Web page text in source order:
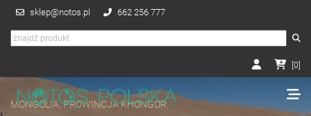
sklep@notos.pl 662 256 777
0
MONGOLIA, PROWINCJA KHONGOR